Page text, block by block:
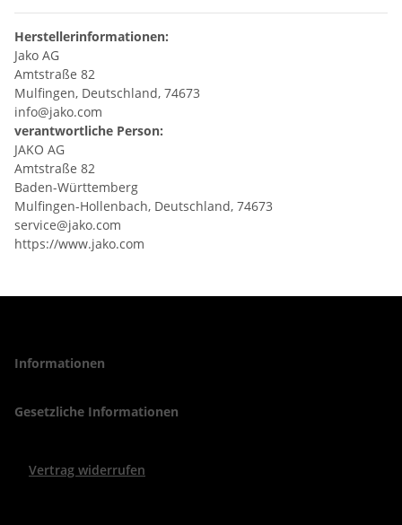
Herstellerinformationen:
Jako AG
Amtstraße 82
Mulfingen, Deutschland, 74673
info@jako.com
verantwortliche Person:
JAKO AG
Amtstraße 82
Baden-Württemberg
Mulfingen-Hollenbach, Deutschland, 74673
service@jako.com
https://www.jako.com
Informationen
Gesetzliche Informationen
Vertrag widerrufen